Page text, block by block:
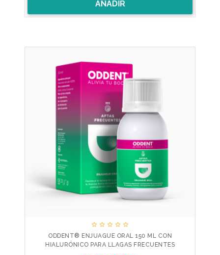
AÑADIR
    
ODDENT® ENJUAGUE ORAL 150 ML CON
HIALURÓNICO PARA LLAGAS FRECUENTES